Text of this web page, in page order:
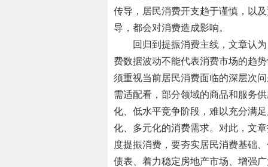
传导，居民消费开支趋于谨慎，以
导，都会对消费造成影响。
回归到提振消费主线，文章认
费数据波动不能代表消费市场的趋
须重视当前居民消费面临的深层次
需适配看，部分领域的商品和服务
化、低水平竞争阶段，难以充分满
化、多元化的消费需求。对此，文
度提振消费，要夯实居民消费基础
债表、着力稳定房地产市场、增强